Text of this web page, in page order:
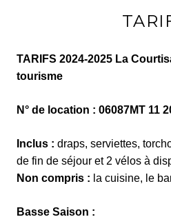
TARIFS 2024-2025 La
tourisme
N° de location : 06087MT 11
Inclus : draps, serviettes,
de fin de séjour et 2 vélos à
Non compris : la cuisine, le
Basse Saison :